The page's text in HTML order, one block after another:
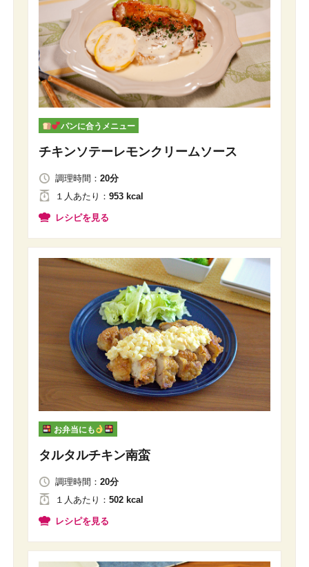
パンに合うメニュー
チキンソテーレモンクリームソース
調理時間： 20分
１人 あたり ： 953 kcal
レシピを見る
お弁当にも
タルタルチキン南蛮
調理時間： 20分
１人あたり ： 502 kcal
レシピを見る